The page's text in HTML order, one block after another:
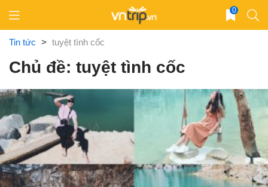
content
0
Tin tức > tuyệt tình cốc
Chủ đề: tuyệt tình cốc